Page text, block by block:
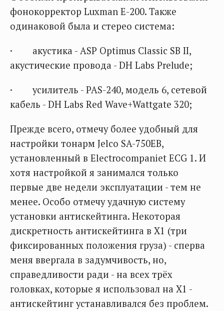
фонокорректор Luxman E-200. Также
одинаковой была и стерео система:
· акустика - ASP Optimus Classic SB II,
акустические провода - DH Labs Prelude;
· усилитель - PAS-240, модель 6, сетевой
кабель - DH Labs Red Wave+Wattgate 320;
Прежде всего, отмечу более удобный для
настройки тонарм Jelco SA-750EB,
установленный в Electrocompaniet ECG 1. И
хотя настройкой я занимался только
первые две недели эксплуатации - тем не
менее. Особо отмечу удачную систему
установки антискейтинга. Некоторая
дискретность антискейтинга в X1 (три
фиксированных положения груза) - сперва
меня ввергала в задумчивость, но,
справедливости ради - на всех трёх
головках, которые я использовал на X1 -
антискейтинг устанавливался без проблем.